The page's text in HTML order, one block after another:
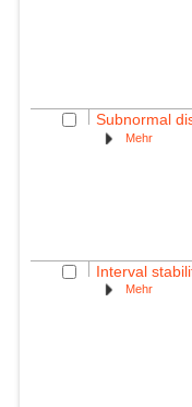
Subnormal
Mehr
Interval
Mehr